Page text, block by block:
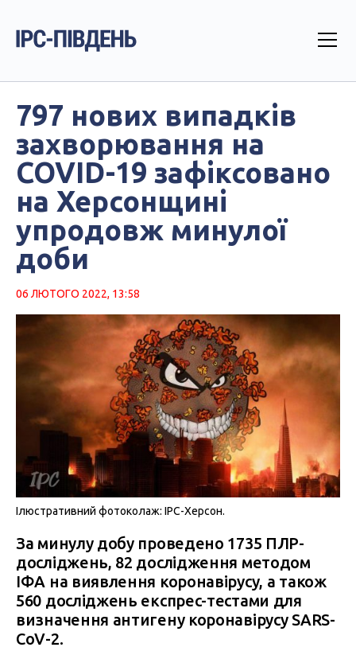
797 нових випадків
захворювання на
COVID-19 зафіксовано
на Херсонщині
упродовж минулої
доби
06 ЛЮТОГО 2022, 13:58
Ілюстративний фотоколаж: IPC-Херсон.
За минулу добу проведено 1735 ПЛР-
досліджень, 82 дослідження методом
ІФА на виявлення коронавірусу, а також
560 досліджень експрес-тестами для
визначення антигену коронавірусу SARS-
CoV-2.